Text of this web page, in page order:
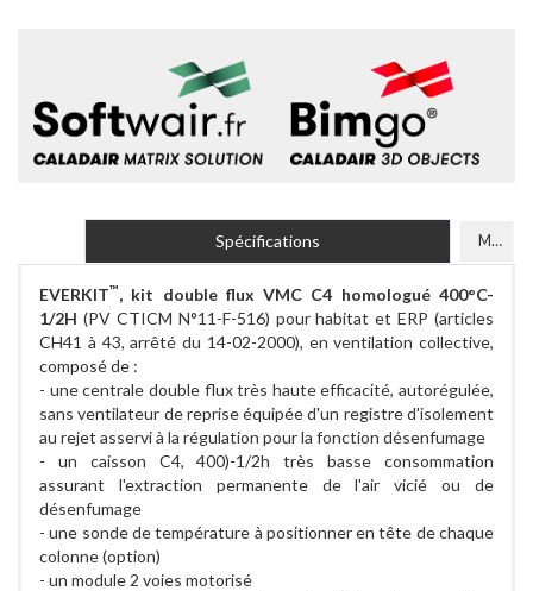
Spécifications Modèles
EVERKIT™, kit double flux VMC C4 homologué 400°C-
1/2H (PV CTICM N°11-F-516) pour habitat et ERP (articles
CH41 à 43, arrêté du 14-02-2000), en ventilation collective,
composé de :
- une centrale double flux très haute efficacité, autorégulée,
sans ventilateur de reprise équipée d'un registre d'isolement
au rejet asservi à la régulation pour la fonction désenfumage
- un caisson C4, 400)-1/2h très basse consommation
assurant l'extraction permanente de l'air vicié ou de
désenfumage
- une sonde de température à positionner en tête de chaque
colonne (option)
- un module 2 voies motorisé